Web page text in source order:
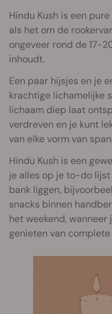
Hindu Kush is een
als het om de
ongeveer rond de 17-
inhoudt.
Een paar hijsjes en je
krachtige lichamelijke
lichaam diep laat
verdreven en je kunt
van elke vorm van
Hindu Kush is een
je alles op je to-do lijst
bank liggen,
snacks binnen
het weekend,
genieten van